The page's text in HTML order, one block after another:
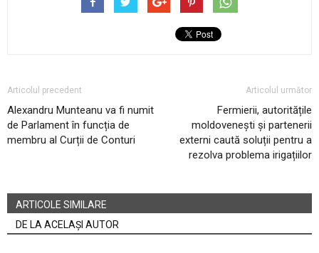
Articolul precedent
Alexandru Munteanu va fi numit
de Parlament în funcția de
membru al Curții de Conturi
Articolul următor
Fermierii, autoritățile
moldovenești și partenerii
externi caută soluții pentru a
rezolva problema irigațiilor
ARTICOLE SIMILARE
DE LA ACELAȘI AUTOR